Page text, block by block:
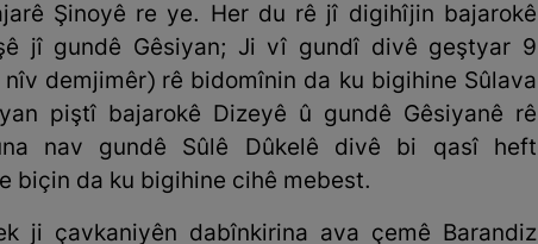
Şinoyê re ye. Her du rê jî digihîjin bajarokê
jî gundê Gêsiyan; Ji vî gundî divê geştyar 9
demjimêr) rê bidomînin da ku bigihine Sûlava
piştî bajarokê Dizeyê û gundê Gêsiyanê rê
nav gundê Sûlê Dûkelê divê bi qasî heft
biçin da ku bigihine cihê mebest.
ji çavkaniyên dabînkirina ava çemê Barandiz